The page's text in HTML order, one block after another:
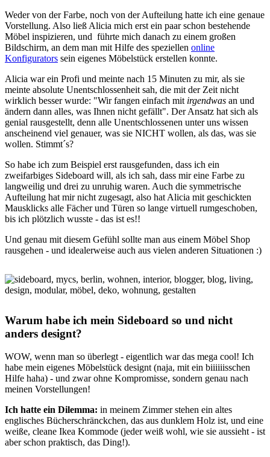
Weder von der Farbe, noch von der Aufteilung hatte ich eine genaue
Vorstellung. Also ließ Alicia mich erst ein paar schon bestehende
Möbel inspizieren, und führte mich danach zu einem großen
Bildschirm, an dem man mit Hilfe des speziellen online
Konfigurators sein eigenes Möbelstück erstellen konnte.
Alicia war ein Profi und meinte nach 15 Minuten zu mir, als sie
meinte absolute Unentschlossenheit sah, die mit der Zeit nicht
wirklich besser wurde: "Wir fangen einfach mit irgendwas an und
ändern dann alles, was Ihnen nicht gefällt". Der Ansatz hat sich als
genial rausgestellt, denn alle Unentschlossenen unter uns wissen
anscheinend viel genauer, was sie NICHT wollen, als das, was sie
wollen. Stimmt´s?
So habe ich zum Beispiel erst rausgefunden, dass ich ein
zweifarbiges Sideboard will, als ich sah, dass mir eine Farbe zu
langweilig und drei zu unruhig waren. Auch die symmetrische
Aufteilung hat mir nicht zugesagt, also hat Alicia mit geschickten
Mausklicks alle Fächer und Türen so lange virtuell rumgeschoben,
bis ich plötzlich wusste - das ist es!!
Und genau mit diesem Gefühl sollte man aus einem Möbel Shop
rausgehen - und idealerweise auch aus vielen anderen Situationen :)
Warum habe ich mein Sideboard so und nicht
anders designt?
WOW, wenn man so überlegt - eigentlich war das mega cool! Ich
habe mein eigenes Möbelstück designt (naja, mit ein biiiiiisschen
Hilfe haha) - und zwar ohne Kompromisse, sondern genau nach
meinen Vorstellungen!
Ich hatte ein Dilemma: in meinem Zimmer stehen ein altes
englisches Bücherschränckchen, das aus dunklem Holz ist, und eine
weiße, cleane Ikea Kommode (jeder weiß wohl, wie sie aussieht - ist
aber schon praktisch, das Ding!).